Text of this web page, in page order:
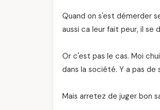
Quand on s'est démerder
aussi ca leur fait peur, il
Or c'est pas le cas. Moi
dans la société. Y a pas de
Mais arretez de juger bon